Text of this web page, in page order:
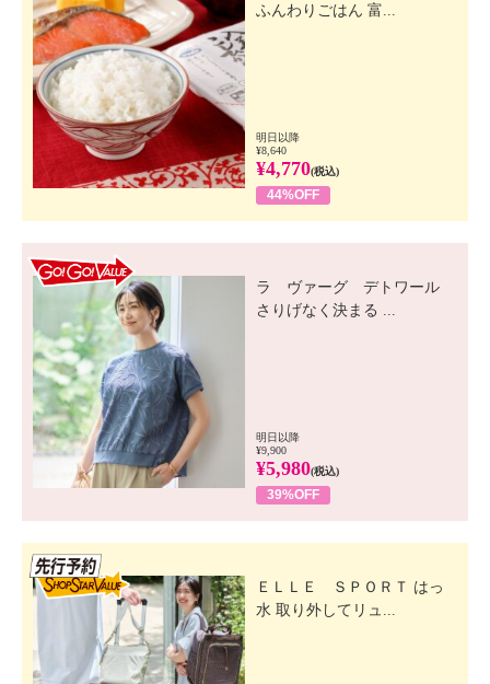
ふんわりごはん 富...
明日以降
¥8,640
¥4,770(税込)
44%OFF
ラ ヴァーグ デトワール
さりげなく決まる ...
明日以降
¥9,900
¥5,980(税込)
39%OFF
ＥＬＬＥ ＳＰＯＲＴ はっ
水 取り外してリュ...